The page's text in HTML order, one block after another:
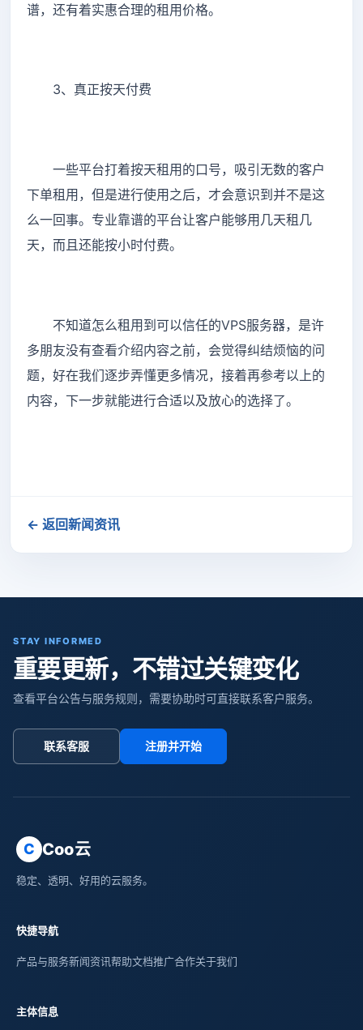
谱，还有着实惠合理的租用价格。
3、真正按天付费
一些平台打着按天租用的口号，吸引无数的客户
下单租用，但是进行使用之后，才会意识到并不是这
么一回事。专业靠谱的平台让客户能够用几天租几
天，而且还能按小时付费。
不知道怎么租用到可以信任的VPS服务器，是许
多朋友没有查看介绍内容之前，会觉得纠结烦恼的问
题，好在我们逐步弄懂更多情况，接着再参考以上的
内容，下一步就能进行合适以及放心的选择了。
← 返回新闻资讯
STAY INFORMED
重要更新，不错过关键变化
查看平台公告与服务规则，需要协助时可直接联系客户服务。
联系客服 注册并开始
C Coo云
稳定、透明、好用的云服务。
快捷导航
产品与服务新闻资讯帮助文档推广合作关于我们
主体信息